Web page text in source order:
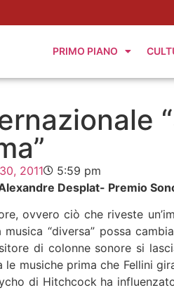
PRIMO PIANO
2011
5:59 pm
Desplat- Premio
ovvero ciò che riveste
musica “diversa” possa
di colonne sonore si
le musiche prima che Fellini
di Hitchcock ha